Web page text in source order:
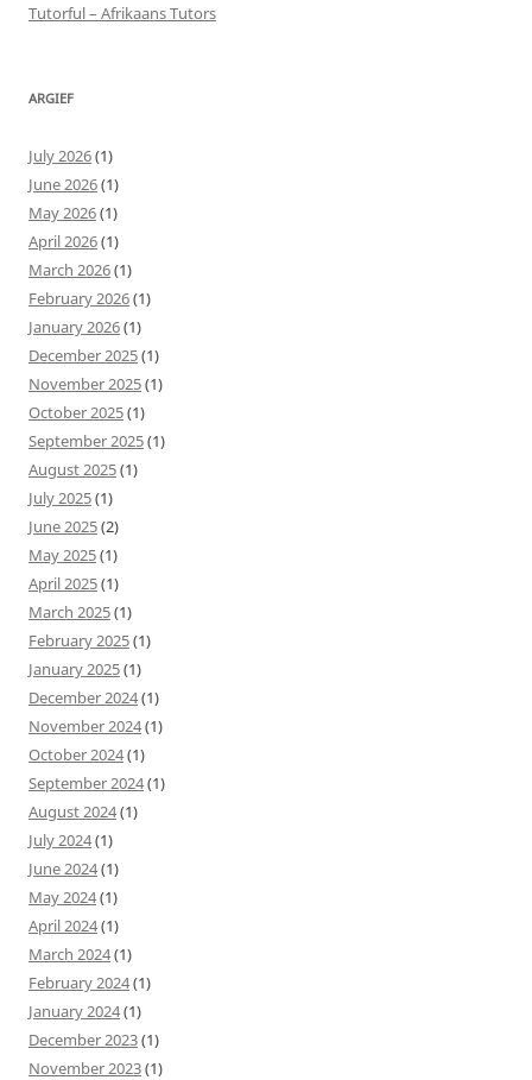
Tutorful – Afrikaans Tutors
ARGIEF
July 2026(1)
June 2026(1)
May 2026(1)
April 2026(1)
March 2026(1)
February 2026(1)
January 2026(1)
December 2025(1)
November 2025(1)
October 2025(1)
September 2025(1)
August 2025(1)
July 2025(1)
June 2025(2)
May 2025(1)
April 2025(1)
March 2025(1)
February 2025(1)
January 2025(1)
December 2024(1)
November 2024(1)
October 2024(1)
September 2024(1)
August 2024(1)
July 2024(1)
June 2024(1)
May 2024(1)
April 2024(1)
March 2024(1)
February 2024(1)
January 2024(1)
December 2023(1)
November 2023(1)